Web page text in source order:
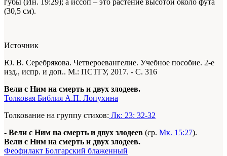
губы (Ин. 19:29); а иссоп – это растение высотой около фута
(30,5 см).
Источник
Ю. В. Серебрякова. Четвероевангелие. Учебное пособие. 2-е
изд., испр. и доп.. М.: ПСТГУ, 2017. - С. 316
Вели с Ним на смерть и двух злодеев.
Толковая Библия А.П. Лопухина
Толкование на группу стихов: Лк: 23: 32-32
- Вели с Ним на смерть и двух злодеев (ср. Мк. 15:27).
Вели с Ним на смерть и двух злодеев.
Феофилакт Болгарский блаженный